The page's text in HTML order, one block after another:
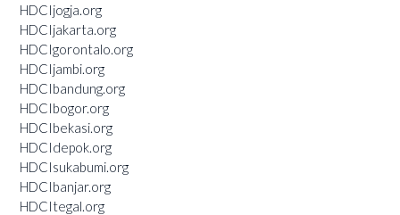
HDCIjogja.org
HDCIjakarta.org
HDCIgorontalo.org
HDCIjambi.org
HDCIbandung.org
HDCIbogor.org
HDCIbekasi.org
HDCIdepok.org
HDCIsukabumi.org
HDCIbanjar.org
HDCItegal.org